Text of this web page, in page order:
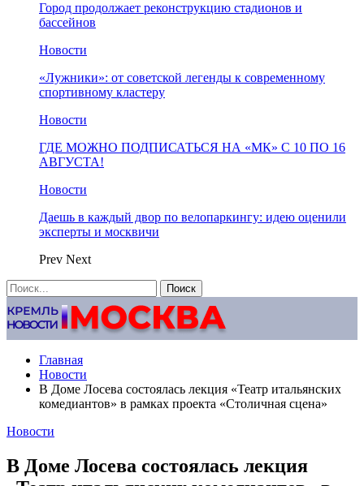
Город продолжает реконструкцию стадионов и
бассейнов
Новости
«Лужники»: от советской легенды к современному
спортивному кластеру
Новости
ГДЕ МОЖНО ПОДПИСАТЬСЯ НА «МК» С 10 ПО 16
АВГУСТА!
Новости
Даешь в каждый двор по велопаркингу: идею оценили
эксперты и москвичи
Prev Next
Главная
Новости
В Доме Лосева состоялась лекция «Театр итальянских
комедиантов» в рамках проекта «Столичная сцена»
Новости
В Доме Лосева состоялась лекция